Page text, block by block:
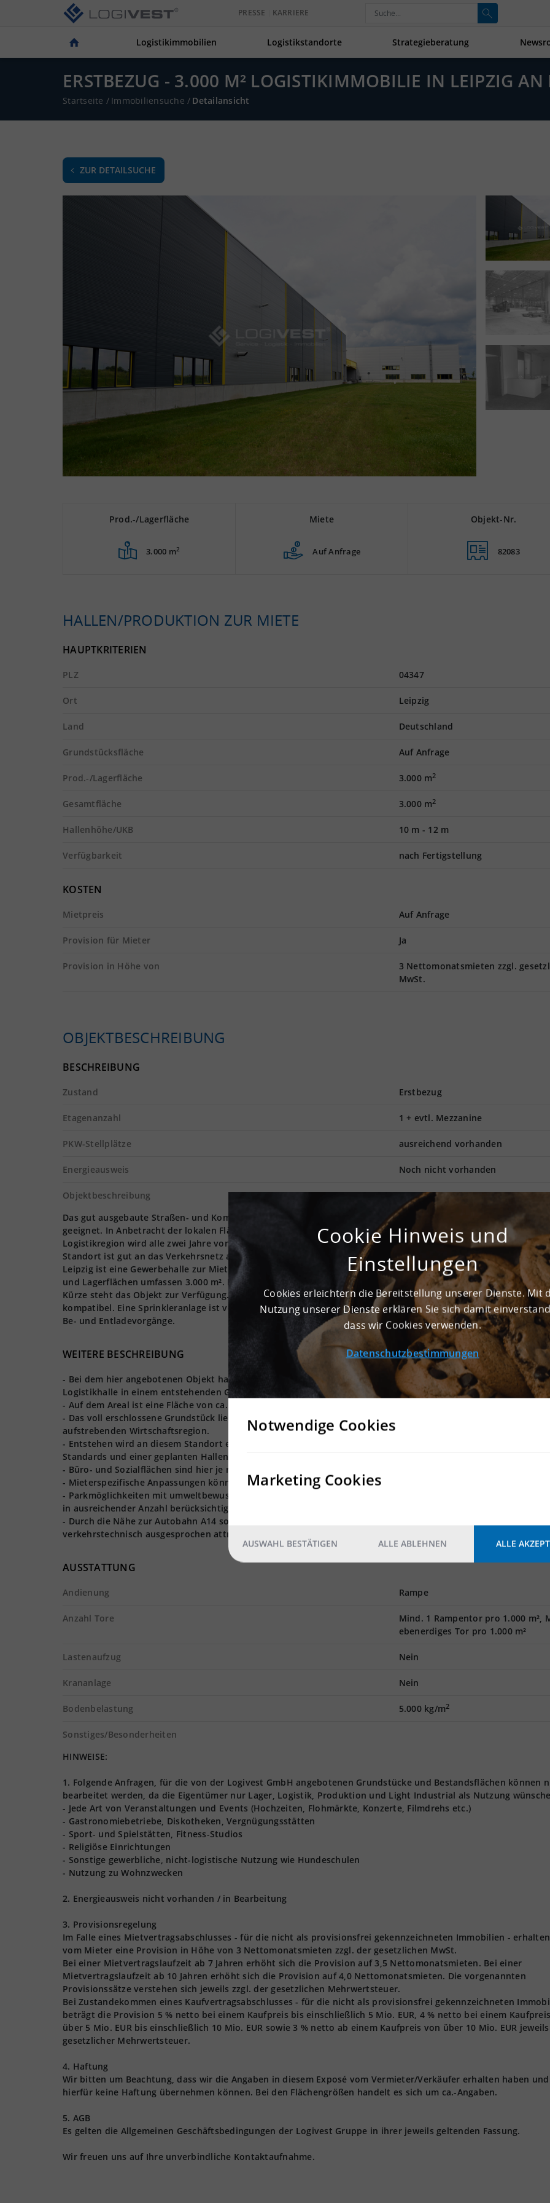
PRESSE KARRIERE
Logistikimmobilien Logistikstandorte Strategieberatung
ERSTBEZUG - 3.000 M² LOGISTIKIMMOBILIE IN LEIPZIG
Startseite / Immobiliensuche / Detailansicht
ZUR DETAILSUCHE
Prod.-/Lagerfläche
3.000 m2
Miete
Auf Anfrage
Objekt-Nr.
82083
HALLEN/PRODUKTION ZUR MIETE
HAUPTKRITERIEN
PLZ 04347
Ort Leipzig
Land Deutschland
Grundstücksfläche Auf Anfrage
Prod.-/Lagerfläche 3.000 m2
Gesamtfläche 3.000 m2
Hallenhöhe/UKB 10 m - 12 m
Verfügbarkeit nach Fertigstellung
KOSTEN
Mietpreis Auf Anfrage
Provision für Mieter Ja
Provision in Höhe von
3 Nettomonatsmieten zzgl.
MwSt.
OBJEKTBESCHREIBUNG
BESCHREIBUNG
Zustand Erstbezug
Etagenanzahl 1 + evtl. Mezzanine
PKW-Stellplätze ausreichend vorhanden
Energieausweis Noch nicht vorhanden
Objektbeschreibung
Das gut ausgebaute Straßen- und Kommunikationsnetz in Leipzig ist hervorragend für jegliche
geeignet. In Anbetracht der lokalen Flächenknappheit fällt der Mietpreis moderat aus. Der Status als Top-
Logistikregion wird alle zwei Jahre von der Fraunhofer-Arbeitsgruppe für Supply Chain Services verifiziert. Der
Standort ist gut an das Verkehrsnetz angeschlossen und eignet sich daher perfekt für Logistikunternehmen. In
Leipzig ist eine Gewerbehalle zur Miete verfügbar. Die Gesamtfläche beläuft sich auf ca. 3.000 m², die
und Lagerflächen umfassen 3.000 m². Die Halle weist eine Höhe von 10 - 12 Meter Unterkante Binder auf.
Kürze steht das Objekt zur Verfügung. Mit 5.000 kg pro m² ist die Bodenbelastung für jegliche Nutzungsart
kompatibel. Eine Sprinkleranlage ist vorhanden. Das Andienungssystem dieser Halle ist perfekt für schnelle
Be- und Entladevorgänge.
WEITERE BESCHREIBUNG
- Bei dem hier angebotenen Objekt handelt es sich um einen Projektierten Neubau einer hochmoderner Lager-
Logistikhalle in einem entstehenden Gewerbepark in Leipzig.
- Auf dem Areal ist eine Fläche von ca. 3.000 m² realisierbar.
- Das voll erschlossene Grundstück liegt in der Stadt Leipzig und damit im Zentrum einer bedeutenden und
aufstrebenden Wirtschaftsregion.
- Entstehen wird an diesem Standort eine energieeffiziente Halle mit modernster Technik nach den neuesten
Standards und einer geplanten Hallenhöhe von ca. 10-12 m UKB.
- Büro- und Sozialflächen sind hier je nach Mieterbedarf realisierbar.
- Mieterspezifische Anpassungen können bei der Hallenplanung jederzeit noch berücksichtigt werden.
- Parkmöglichkeiten mit umweltbewussten E-Ladestationen für Kunden und Mitarbeiter werden auf Wunsch
in ausreichender Anzahl berücksichtigt.
- Durch die Nähe zur Autobahn A14 sowie den nahegelegenen Flughafen Leipzig-Halle, ist dieser Standort
verkehrstechnisch ausgesprochen attraktiv gelegen.
AUSSTATTUNG
Andienung Rampe
Anzahl Tore
Mind. 1 Rampentor pro 1.000 m²,
ebenerdiges Tor pro 1.000 m²
Lastenaufzug Nein
Krananlage Nein
Bodenbelastung 5.000 kg/m2
Sonstiges/Besonderheiten
HINWEISE:
1. Folgende Anfragen, für die von der Logivest GmbH angebotenen Grundstücke und Bestandsflächen können
bearbeitet werden, da die Eigentümer nur Lager, Logistik, Produktion und Light Industrial als Nutzung
- Jede Art von Veranstaltungen und Events (Hochzeiten, Flohmärkte, Konzerte, Filmdrehs etc.)
- Gastronomiebetriebe, Diskotheken, Vergnügungsstätten
- Sport- und Spielstätten, Fitness-Studios
- Religiöse Einrichtungen
- Sonstige gewerbliche, nicht-logistische Nutzung wie Hundeschulen
- Nutzung zu Wohnzwecken
2. Energieausweis nicht vorhanden / in Bearbeitung
3. Provisionsregelung
Im Falle eines Mietvertragsabschlusses - für die nicht als provisionsfrei gekennzeichneten Immobilien -
vom Mieter eine Provision in Höhe von 3 Nettomonatsmieten zzgl. der gesetzlichen MwSt.
Bei einer Mietvertragslaufzeit ab 7 Jahren erhöht sich die Provision auf 3,5 Nettomonatsmieten. Bei einer
Mietvertragslaufzeit ab 10 Jahren erhöht sich die Provision auf 4,0 Nettomonatsmieten. Die vorgenannten
Provisionssätze verstehen sich jeweils zzgl. der gesetzlichen Mehrwertsteuer.
Bei Zustandekommen eines Kaufvertragsabschlusses - für die nicht als provisionsfrei gekennzeichneten
beträgt die Provision 5 % netto bei einem Kaufpreis bis einschließlich 5 Mio. EUR, 4 % netto bei einem
über 5 Mio. EUR bis einschließlich 10 Mio. EUR sowie 3 % netto ab einem Kaufpreis von über 10 Mio. EUR
gesetzlicher Mehrwertsteuer.
4. Haftung
Wir bitten um Beachtung, dass wir die Angaben in diesem Exposé vom Vermieter/Verkäufer erhalten haben und
hierfür keine Haftung übernehmen können. Bei den Flächengrößen handelt es sich um ca.-Angaben.
5. AGB
Es gelten die Allgemeinen Geschäftsbedingungen der Logivest Gruppe in ihrer jeweils geltenden Fassung.
Wir freuen uns auf Ihre unverbindliche Kontaktaufnahme.
Cookie Hinweis und
Einstellungen
Cookies erleichtern die Bereitstellung unserer Dienste. Mit
Nutzung unserer Dienste erklären Sie sich damit
dass wir Cookies verwenden.
Datenschutzbestimmungen
Notwendige Cookies
Marketing Cookies
AUSWAHL BESTÄTIGEN ALLE ABLEHNEN ALLE